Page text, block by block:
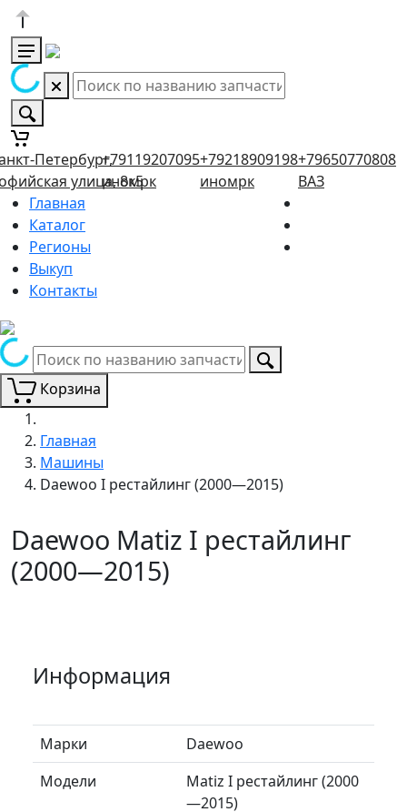
Петербург,
улица, 8к5
+79119207095
иномрк
+79218909198
иномрк
+79650770808
ВАЗ
Главная
Каталог
Регионы
Выкуп
Контакты
Корзина
Главная
Машины
Daewoo I рестайлинг (2000—2015)
Daewoo Matiz I рестайлинг
(2000—2015)
Информация
Марки
Daewoo
Модели
Matiz I рестайлинг (2000
—2015)